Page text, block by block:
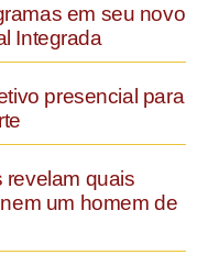
em seu novo
Integrada
presencial para
revelam quais
um homem de